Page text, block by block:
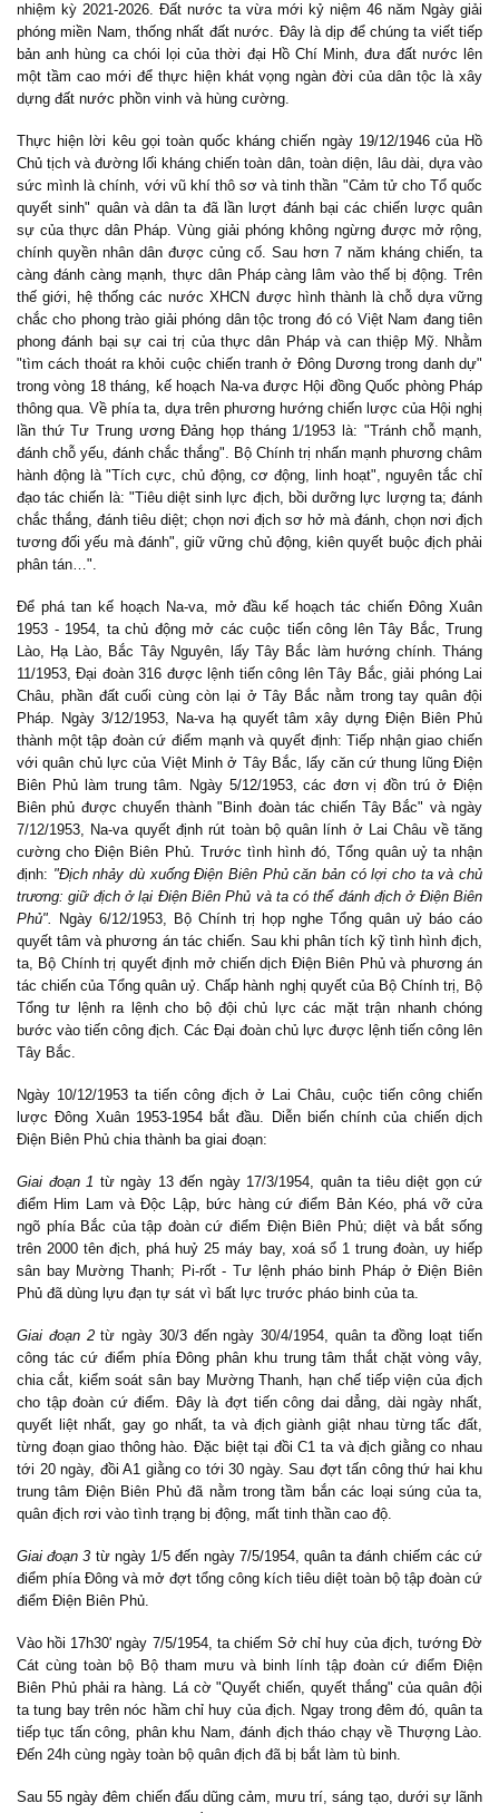
nhiệm kỳ 2021-2026. Đất nước ta vừa mới kỷ niệm 46 năm Ngày giải
phóng miền Nam, thống nhất đất nước. Đây là dịp để chúng ta viết tiếp
bản anh hùng ca chói lọi của thời đại Hồ Chí Minh, đưa đất nước lên
một tầm cao mới để thực hiện khát vọng ngàn đời của dân tộc là xây
dựng đất nước phồn vinh và hùng cường.
Thực hiện lời kêu gọi toàn quốc kháng chiến ngày 19/12/1946 của Hồ
Chủ tịch và đường lối kháng chiến toàn dân, toàn diện, lâu dài, dựa vào
sức mình là chính, với vũ khí thô sơ và tinh thần "Cảm tử cho Tổ quốc
quyết sinh" quân và dân ta đã lần lượt đánh bại các chiến lược quân
sự của thực dân Pháp. Vùng giải phóng không ngừng được mở rộng,
chính quyền nhân dân được củng cố. Sau hơn 7 năm kháng chiến, ta
càng đánh càng mạnh, thực dân Pháp càng lâm vào thế bị động. Trên
thế giới, hệ thống các nước XHCN được hình thành là chỗ dựa vững
chắc cho phong trào giải phóng dân tộc trong đó có Việt Nam đang tiên
phong đánh bại sự cai trị của thực dân Pháp và can thiệp Mỹ. Nhằm
"tìm cách thoát ra khỏi cuộc chiến tranh ở Đông Dương trong danh dự"
trong vòng 18 tháng, kế hoạch Na-va được Hội đồng Quốc phòng Pháp
thông qua. Về phía ta, dựa trên phương hướng chiến lược của Hội nghị
lần thứ Tư Trung ương Đảng họp tháng 1/1953 là: "Tránh chỗ mạnh,
đánh chỗ yếu, đánh chắc thắng". Bộ Chính trị nhấn mạnh phương châm
hành động là "Tích cực, chủ động, cơ động, linh hoạt", nguyên tắc chỉ
đạo tác chiến là: "Tiêu diệt sinh lực địch, bồi dưỡng lực lượng ta; đánh
chắc thắng, đánh tiêu diệt; chọn nơi địch sơ hở mà đánh, chọn nơi địch
tương đối yếu mà đánh", giữ vững chủ động, kiên quyết buộc địch phải
phân tán…".
Để phá tan kế hoạch Na-va, mở đầu kế hoạch tác chiến Đông Xuân
1953 - 1954, ta chủ động mở các cuộc tiến công lên Tây Bắc, Trung
Lào, Hạ Lào, Bắc Tây Nguyên, lấy Tây Bắc làm hướng chính. Tháng
11/1953, Đại đoàn 316 được lệnh tiến công lên Tây Bắc, giải phóng Lai
Châu, phần đất cuối cùng còn lại ở Tây Bắc nằm trong tay quân đội
Pháp. Ngày 3/12/1953, Na-va hạ quyết tâm xây dựng Điện Biên Phủ
thành một tập đoàn cứ điểm mạnh và quyết định: Tiếp nhận giao chiến
với quân chủ lực của Việt Minh ở Tây Bắc, lấy căn cứ thung lũng Điện
Biên Phủ làm trung tâm. Ngày 5/12/1953, các đơn vị đồn trú ở Điện
Biên phủ được chuyển thành "Binh đoàn tác chiến Tây Bắc" và ngày
7/12/1953, Na-va quyết định rút toàn bộ quân lính ở Lai Châu về tăng
cường cho Điện Biên Phủ. Trước tình hình đó, Tổng quân uỷ ta nhận
định: "Địch nhảy dù xuống Điện Biên Phủ căn bản có lợi cho ta và chủ
trương: giữ địch ở lại Điện Biên Phủ và ta có thể đánh địch ở Điện Biên
Phủ".
Ngày 6/12/1953, Bộ Chính trị họp nghe Tổng quân uỷ báo cáo
quyết tâm và phương án tác chiến. Sau khi phân tích kỹ tình hình địch,
ta, Bộ Chính trị quyết định mở chiến dịch Điện Biên Phủ và phương án
tác chiến của Tổng quân uỷ. Chấp hành nghị quyết của Bộ Chính trị, Bộ
Tổng tư lệnh ra lệnh cho bộ đội chủ lực các mặt trận nhanh chóng
bước vào tiến công địch. Các Đại đoàn chủ lực được lệnh tiến công lên
Tây Bắc.
Ngày 10/12/1953 ta tiến công địch ở Lai Châu, cuộc tiến công chiến
lược Đông Xuân 1953-1954 bắt đầu. Diễn biến chính của chiến dịch
Điện Biên Phủ chia thành ba giai đoạn:
Giai đoạn 1 từ ngày 13 đến ngày 17/3/1954, quân ta tiêu diệt gọn cứ
điểm Him Lam và Độc Lập, bức hàng cứ điểm Bản Kéo, phá vỡ cửa
ngõ phía Bắc của tập đoàn cứ điểm Điện Biên Phủ; diệt và bắt sống
trên 2000 tên địch, phá huỷ 25 máy bay, xoá sổ 1 trung đoàn, uy hiếp
sân bay Mường Thanh; Pi-rốt - Tư lệnh pháo binh Pháp ở Điện Biên
Phủ đã dùng lựu đạn tự sát vì bất lực trước pháo binh của ta.
Giai đoạn 2từ ngày 30/3 đến ngày 30/4/1954, quân ta đồng loạt tiến
công tác cứ điểm phía Đông phân khu trung tâm thắt chặt vòng vây,
chia cắt, kiểm soát sân bay Mường Thanh, hạn chế tiếp viện của địch
cho tập đoàn cứ điểm. Đây là đợt tiến công dai dẳng, dài ngày nhất,
quyết liệt nhất, gay go nhất, ta và địch giành giật nhau từng tấc đất,
từng đoạn giao thông hào. Đặc biệt tại đồi C1 ta và địch giằng co nhau
tới 20 ngày, đồi A1 giằng co tới 30 ngày. Sau đợt tấn công thứ hai khu
trung tâm Điện Biên Phủ đã nằm trong tầm bắn các loại súng của ta,
quân địch rơi vào tình trạng bị động, mất tinh thần cao độ.
Giai đoạn 3 từ ngày 1/5 đến ngày 7/5/1954, quân ta đánh chiếm các cứ
điểm phía Đông và mở đợt tổng công kích tiêu diệt toàn bộ tập đoàn cứ
điểm Điện Biên Phủ.
Vào hồi 17h30' ngày 7/5/1954, ta chiếm Sở chỉ huy của địch, tướng Đờ
Cát cùng toàn bộ Bộ tham mưu và binh lính tập đoàn cứ điểm Điện
Biên Phủ phải ra hàng. Lá cờ "Quyết chiến, quyết thắng" của quân đội
ta tung bay trên nóc hầm chỉ huy của địch. Ngay trong đêm đó, quân ta
tiếp tục tấn công, phân khu Nam, đánh địch tháo chạy về Thượng Lào.
Đến 24h cùng ngày toàn bộ quân địch đã bị bắt làm tù binh.
Sau 55 ngày đêm chiến đấu dũng cảm, mưu trí, sáng tạo, dưới sự lãnh